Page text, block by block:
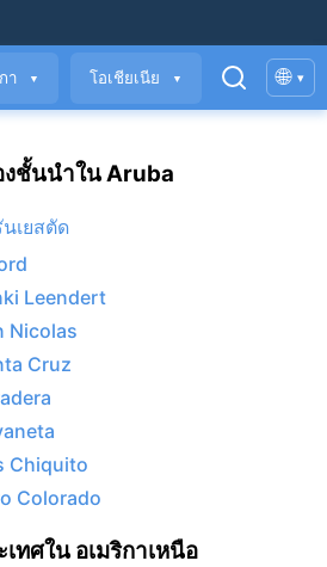
า ▼ โอเชียเนีย ▼ 🌐 ▾
งชั้นนำใน Aruba
เยสตัด
Leendert
Nicolas
Cruz
Chiquito
Colorado
เทศใน อเมริกาเหนือ